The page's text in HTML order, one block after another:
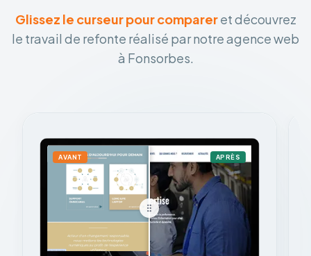
Glissez le curseur pour compareret découvrez
le travail de refonte réalisé par notre agence web
à Fonsorbes.
AVANT APRÈS